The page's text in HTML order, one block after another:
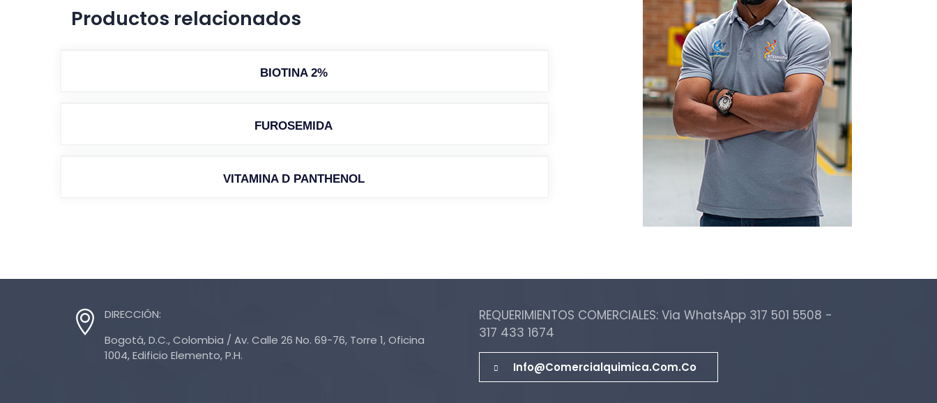
Productos relacionados
BIOTINA 2%
FUROSEMIDA
VITAMINA D PANTHENOL
DIRECCIÓN:
Bogotá, D.C., Colombia / Av. Calle 26 No. 69-76, Torre 1, Oficina
1004, Edificio Elemento, P.H.
REQUERIMIENTOS COMERCIALES: Via WhatsApp 317 501 5508 -
317 433 1674
Info@comercialquimica.com.co